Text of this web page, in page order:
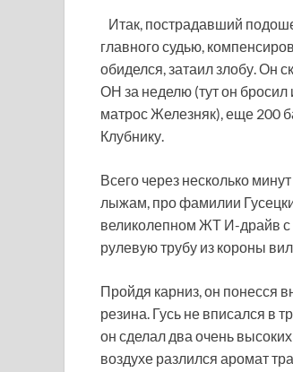
Итак, пострадавший
главного судью,
обиделся, затаил злобу. Он
ОН за неделю (тут он
матрос Железняк), еще 200
Клубнику.
Всего через несколько
лыжам, про фамилии
великолепном ЖТ И-драйв с
рулевую трубу из короны
Пройдя карниз, он понесся
резина. Гусь не вписался в
он сделал два очень
воздухе разлился аромат